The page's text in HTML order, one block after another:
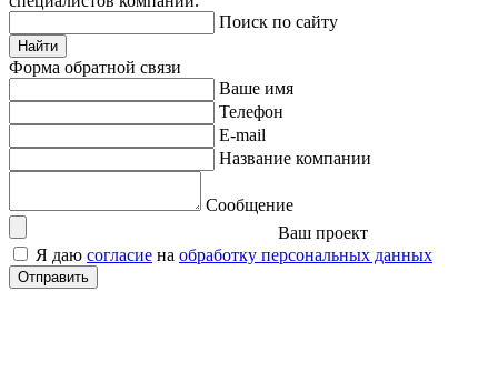
Поиск по сайту
Найти
Форма обратной связи
Ваше имя
Телефон
E-mail
Название компании
Сообщение
Ваш проект
Я даю согласие на обработку персональных данных
Отправить